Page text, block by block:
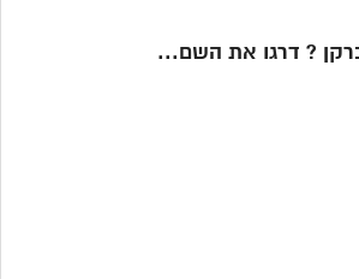
? דרגו את השם...